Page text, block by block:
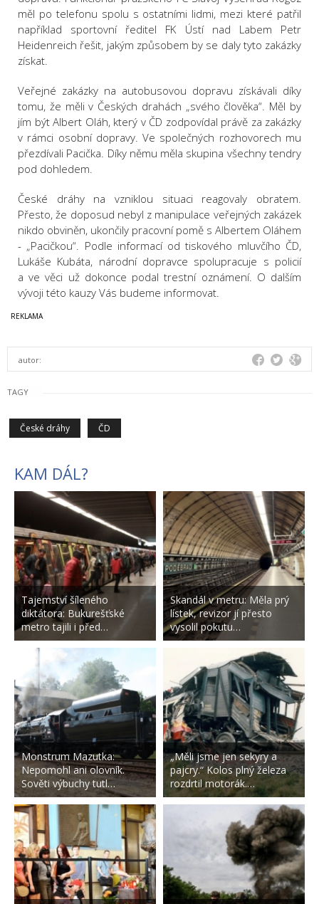
měl po telefonu spolu s ostatními lidmi, mezi které patřil
například sportovní ředitel FK Ústí nad Labem Petr
Heidenreich řešit, jakým způsobem by se daly tyto zakázky
získat.
Veřejné zakázky na autobusovou dopravu získávali díky
tomu, že měli v Českých drahách „svého člověka“. Měl by
jím být Albert Oláh, který v ČD zodpovídal právě za zakázky
v rámci osobní dopravy. Ve společných rozhovorech mu
přezdívali Pacička. Díky němu měla skupina všechny tendry
pod dohledem.
České dráhy na vzniklou situaci reagovaly obratem.
Přesto, že doposud nebyl z manipulace veřejných zakázek
nikdo obviněn, ukončily pracovní pomě s Albertem Oláhem
- „Pacičkou“. Podle informací od tiskového mluvčího ČD,
Lukáše Kubáta, národní dopravce spolupracuje s policií
a ve věci už dokonce podal trestní oznámení. O dalším
vývoji této kauzy Vás budeme informovat.
autor:
TAGY
České dráhy ČD
KAM DÁL?
Tajemství šíleného
diktátora: Bukurešťské
metro tajili i před…
Monstrum Mazutka:
Nepomohl ani olovník.
Sověti výbuchy tutl…
Skandál v metru: Měla prý
lístek, revizor jí přesto
vysolil pokutu…
„Měli jsme jen sekyry a
pajcry.“ Kolos plný železa
rozdrtil motorák.…